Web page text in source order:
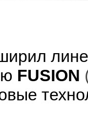
FUSION